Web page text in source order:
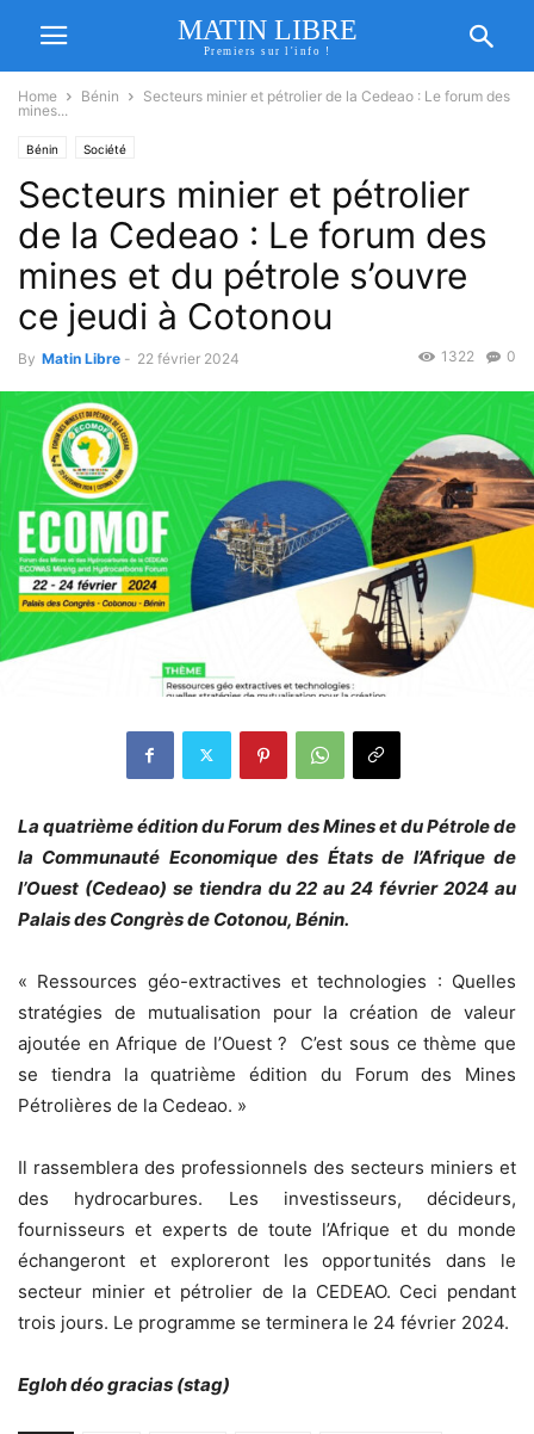
MATIN LIBRE
Premiers sur l'info !
Home Bénin
Secteurs minier et pétrolier de la Cedeao : Le forum des
mines...
Bénin Société
Secteurs minier et pétrolier
de la Cedeao : Le forum des
mines et du pétrole s’ouvre
ce jeudi à Cotonou
By Matin Libre - 22 février 2024 0
1322
La quatrième édition du Forum des Mines et du Pétrole de
la Communauté Economique des États de l’Afrique de
l’Ouest (Cedeao) se tiendra du 22 au 24 février 2024 au
Palais des Congrès de Cotonou, Bénin.
« Ressources géo-extractives et technologies : Quelles
stratégies de mutualisation pour la création de valeur
ajoutée en Afrique de l’Ouest ? C’est sous ce thème que
se tiendra la quatrième édition du Forum des Mines
Pétrolières de la Cedeao. »
Il rassemblera des professionnels des secteurs miniers et
des hydrocarbures. Les investisseurs, décideurs,
fournisseurs et experts de toute l’Afrique et du monde
échangeront et exploreront les opportunités dans le
secteur minier et pétrolier de la CEDEAO. Ceci pendant
trois jours. Le programme se terminera le 24 février 2024.
Egloh déo gracias (stag)